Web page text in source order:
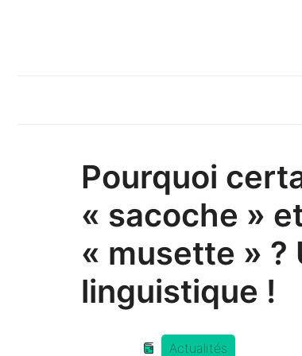
Pourquoi
« sacoche »
« musette » ?
linguistique !
Actualités